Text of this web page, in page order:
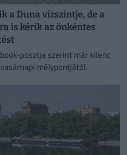
a Duna vízszintje, de a
is kérik az önkéntes
szerint már kilenc
mélypontjától.